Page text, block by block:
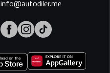
info@autodiler.me